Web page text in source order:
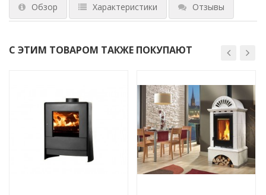
Обзор Характеристики Отзывы
С ЭТИМ ТОВАРОМ ТАКЖЕ ПОКУПАЮТ